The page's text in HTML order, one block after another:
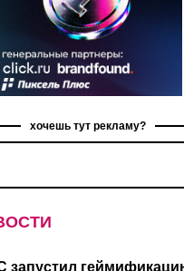
хочешь тут рекламу?
запустил